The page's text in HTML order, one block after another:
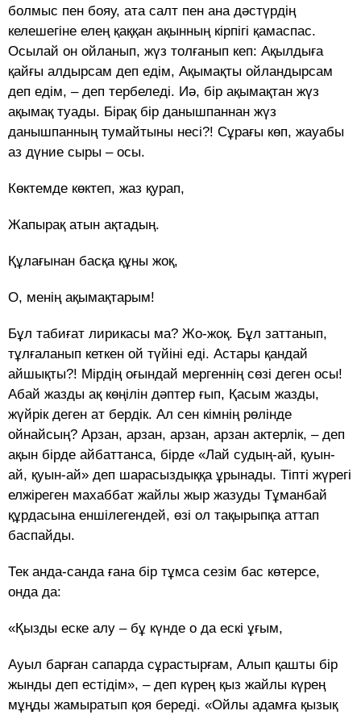
болмыс пен бояу, ата салт пен ана дәстүрдің
келешегіне елең қаққан ақынның кірпігі қамаспас.
Осылай он ойланып, жүз толғанып кеп: Ақылдыға
қайғы алдырсам деп едім, Ақымақты ойландырсам
деп едім, – деп тербеледі. Иә, бір ақымақтан жүз
ақымақ туады. Бірақ бір данышпаннан жүз
данышпанның тумайтыны несі?! Сұрағы көп, жауабы
аз дүние сыры – осы.
Көктемде көктеп, жаз қурап,
Жапырақ атын ақтадың.
Құлағынан басқа құны жоқ,
О, менің ақымақтарым!
Бұл табиғат лирикасы ма? Жо-жоқ. Бұл заттанып,
тұлғаланып кеткен ой түйіні еді. Астары қандай
айшықты?! Мірдің оғындай мергеннің сөзі деген осы!
Абай жазды ақ көңілін дәптер ғып, Қасым жазды,
жүйрік деген ат бердік. Ал сен кімнің рөлінде
ойнайсың? Арзан, арзан, арзан, арзан актерлік, – деп
ақын бірде айбаттанса, бірде «Лай судың-ай, қуын-
ай, қуын-ай» деп шарасыздыққа ұрынады. Тіпті жүрегі
елжіреген махаббат жайлы жыр жазуды Тұманбай
құрдасына еншілегендей, өзі ол тақырыпқа аттап
баспайды.
Тек анда-санда ғана бір тұмса сезім бас көтерсе,
онда да:
«Қызды еске алу – бұ күнде о да ескі ұғым,
Ауыл барған сапарда сұрастырғам, Алып қашты бір
жынды деп естідім», – деп күрең қыз жайлы күрең
мұңды жамыратып қоя береді. «Ойлы адамға қызық